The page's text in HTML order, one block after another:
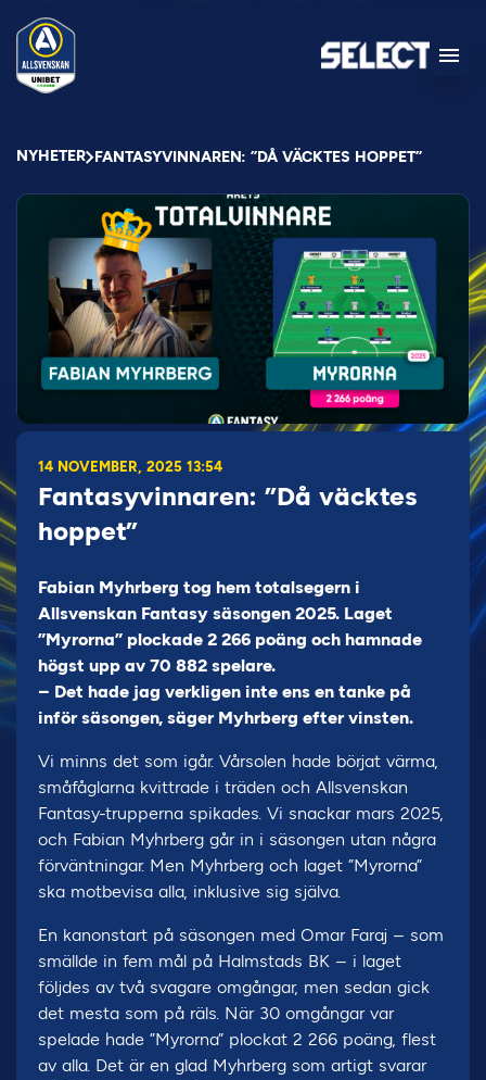
NYHETER FANTASYVINNAREN: ”DÅ VÄCKTES HOPPET”
14 NOVEMBER, 2025 13:54
Fantasyvinnaren: ”Då väcktes
hoppet”
Fabian Myhrberg tog hem totalsegern i
Allsvenskan Fantasy säsongen 2025. Laget
”Myrorna” plockade 2 266 poäng och hamnade
högst upp av 70 882 spelare.
– Det hade jag verkligen inte ens en tanke på
inför säsongen, säger Myhrberg efter vinsten.
Vi minns det som igår. Vårsolen hade börjat värma,
småfåglarna kvittrade i träden och Allsvenskan
Fantasy-trupperna spikades. Vi snackar mars 2025,
och Fabian Myhrberg går in i säsongen utan några
förväntningar. Men Myhrberg och laget ”Myrorna”
ska motbevisa alla, inklusive sig själva.
En kanonstart på säsongen med Omar Faraj – som
smällde in fem mål på Halmstads BK – i laget
följdes av två svagare omgångar, men sedan gick
det mesta som på räls. När 30 omgångar var
spelade hade ”Myrorna” plockat 2 266 poäng, flest
av alla. Det är en glad Myhrberg som artigt svarar